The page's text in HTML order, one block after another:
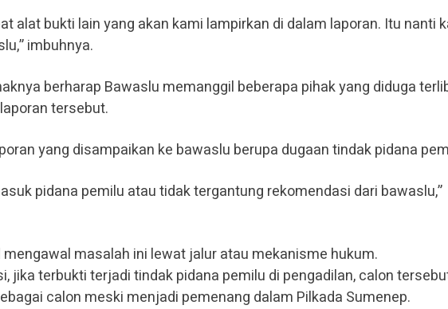
alat bukti lain yang akan kami lampirkan di dalam laporan. Itu nanti
imbuhnya.
berharap Bawaslu memanggil beberapa pihak yang diduga
tersebut.
yang disampaikan ke bawaslu berupa dugaan tindak pidana
pidana pemilu atau tidak tergantung rekomendasi dari bawaslu,”
masalah ini lewat jalur atau mekanisme hukum.
jika terbukti terjadi tindak pidana pemilu di pengadilan, calon
calon meski menjadi pemenang dalam Pilkada Sumenep.